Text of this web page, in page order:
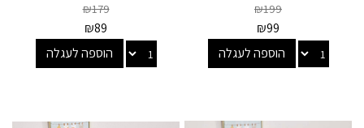
₪199
₪99
הוספה לעגלה
₪179
₪89
הוספה לעגלה